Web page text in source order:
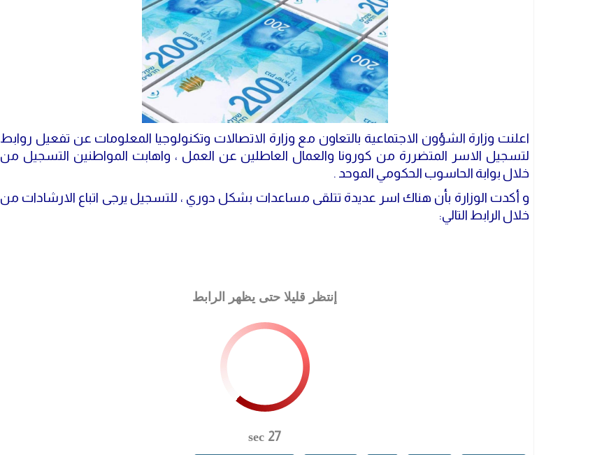
اعلنت وزارة الشؤون الاجتماعية بالتعاون مع وزارة الاتصالات وتكنولوجيا المعلومات عن تفعيل روابط
لتسجيل الاسر المتضررة من كورونا والعمال العاطلين عن العمل ، واهابت المواطنين التسجيل من
خلال بوابة الحاسوب الحكومي الموحد .
و أكدت الوزارة بأن هناك اسر عديدة تتلقى مساعدات بشكل دوري ، للتسجيل يرجى اتباع الارشادات من
خلال الرابط التالي:
إنتظر قليلا حتى يظهر الرابط
26